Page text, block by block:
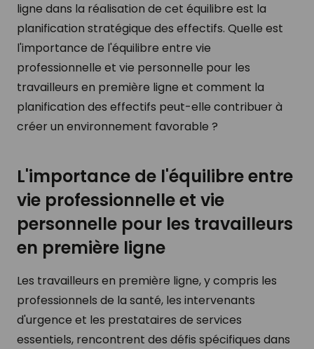
ligne dans la réalisation de cet équilibre est la
planification stratégique des effectifs. Quelle est
l'importance de l'équilibre entre vie
professionnelle et vie personnelle pour les
travailleurs en première ligne et comment la
planification des effectifs peut-elle contribuer à
créer un environnement favorable ?
L'importance de l'équilibre entre
vie professionnelle et vie
personnelle pour les travailleurs
en première ligne
Les travailleurs en première ligne, y compris les
professionnels de la santé, les intervenants
d'urgence et les prestataires de services
essentiels, rencontrent des défis spécifiques dans